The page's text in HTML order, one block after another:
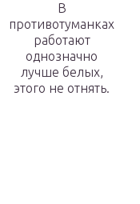
В
противотуманках
работают
однозначно
лучше белых,
этого не отнять.